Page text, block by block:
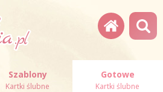
Szablony
Kartki ślubne
Gotowe
Kartki ślubne